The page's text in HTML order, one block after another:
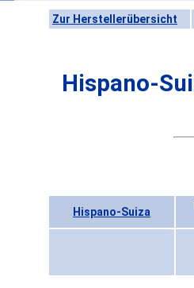
Zur Herstellerübersicht
Hispano-
Hispano-Suiza